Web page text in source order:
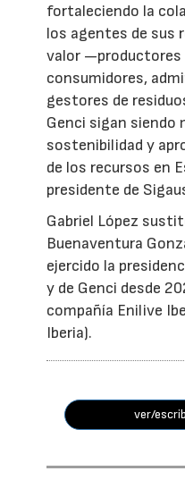
fortaleciendo la
los agentes de sus
valor —productores
consumidores,
gestores de
Genci sigan siendo
sostenibilidad y
de los recursos en
presidente de
Gabriel López
Buenaventura
ejercido la
y de Genci desde
compañía Enilive
Iberia).
ver/